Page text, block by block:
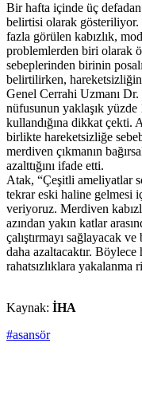
Bir hafta içinde üç defadan
belirtisi olarak gösteriliyor.
fazla görülen kabızlık,
problemlerden biri olarak
sebeplerinden birinin
belirtilirken,
Genel Cerrahi Uzmanı
nüfusunun yaklaşık yüzde
kullandığına dikkat çekti.
birlikte hareketsizliğe
merdiven çıkmanın
azalttığını ifade etti.
Atak, “Çeşitli ameliyatlar
tekrar eski haline gelmesi
veriyoruz. Merdiven
azından yakın katlar
çalıştırmayı sağlayacak
daha azaltacaktır.
rahatsızlıklara yakalanma
Kaynak: İHA
#asansör